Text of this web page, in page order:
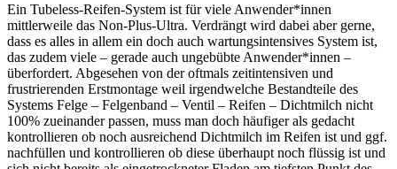
Ein Tubeless-Reifen-System ist für viele Anwender*innen
mittlerweile das Non-Plus-Ultra. Verdrängt wird dabei aber gerne,
dass es alles in allem ein doch auch wartungsintensives System ist,
das zudem viele – gerade auch ungebübte Anwender*innen –
überfordert. Abgesehen von der oftmals zeitintensiven und
frustrierenden Erstmontage weil irgendwelche Bestandteile des
Systems Felge – Felgenband – Ventil – Reifen – Dichtmilch nicht
100% zueinander passen, muss man doch häufiger als gedacht
kontrollieren ob noch ausreichend Dichtmilch im Reifen ist und ggf.
nachfüllen und kontrollieren ob diese überhaupt noch flüssig ist und